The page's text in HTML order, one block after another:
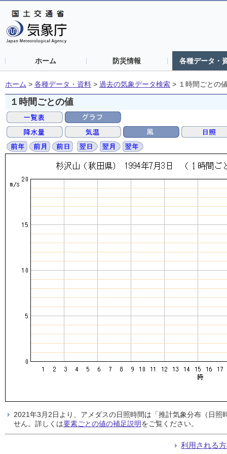
ホーム 防災情報 各種データ・
ホーム > 各種データ・資料 > 過去の気象データ検索 > １時間ごとの
１時間ごとの値
2021年3月2日より、アメダスの日照時間は「推計気象分布（日
せん。詳しくは要素ごとの値の補足説明をご覧ください。
利用される